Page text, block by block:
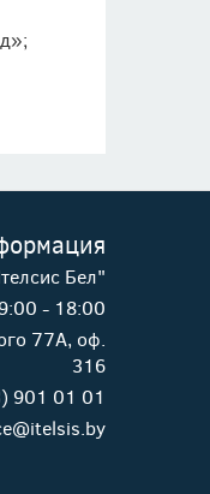
Бел"
- 18:00
77А, оф.
316
901 01 01